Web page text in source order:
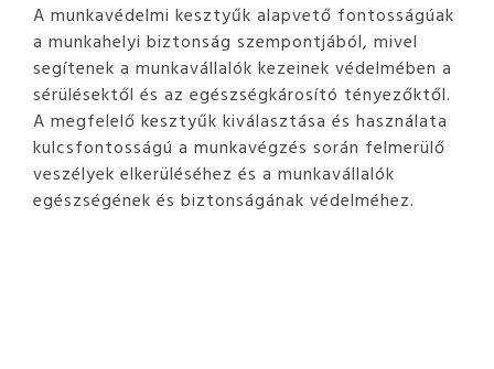
A munkavédelmi kesztyűk alapvető fontosságúak
a munkahelyi biztonság szempontjából, mivel
segítenek a munkavállalók kezeinek védelmében a
sérülésektől és az egészségkárosító tényezőktől.
A megfelelő kesztyűk kiválasztása és használata
kulcsfontosságú a munkavégzés során felmerülő
veszélyek elkerüléséhez és a munkavállalók
egészségének és biztonságának védelméhez.